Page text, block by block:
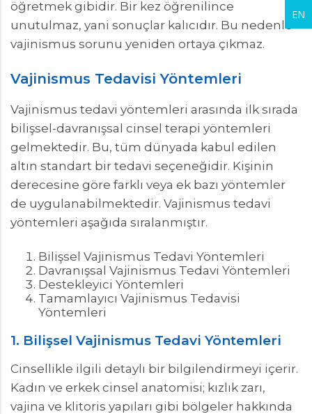
öğretmek gibidir. Bir kez öğrenilince
unutulmaz, yani sonuçlar kalıcıdır. Bu nedenle
vajinismus sorunu yeniden ortaya çıkmaz.
Vajinismus Tedavisi Yöntemleri
Vajinismus tedavi yöntemleri arasında ilk sırada
bilişsel-davranışsal cinsel terapi yöntemleri
gelmektedir. Bu, tüm dünyada kabul edilen
altın standart bir tedavi seçeneğidir. Kişinin
derecesine göre farklı veya ek bazı yöntemler
de uygulanabilmektedir. Vajinismus tedavi
yöntemleri aşağıda sıralanmıştır.
Bilişsel Vajinismus Tedavi Yöntemleri
Davranışsal Vajinismus Tedavi Yöntemleri
Destekleyici Yöntemleri
Tamamlayıcı Vajinismus Tedavisi
Yöntemleri
1. Bilişsel Vajinismus Tedavi Yöntemleri
Cinsellikle ilgili detaylı bir bilgilendirmeyi içerir.
Kadın ve erkek cinsel anatomisi; kızlık zarı,
vajina ve klitoris yapıları gibi bölgeler hakkında
EN